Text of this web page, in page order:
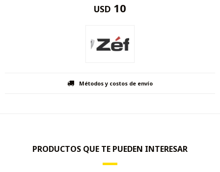
USD 10
Métodos y costos de envío
PRODUCTOS QUE TE PUEDEN INTERESAR